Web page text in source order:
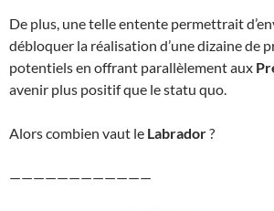
De plus, une telle entente permettrait
débloquer la réalisation d’une dizaine de
potentiels en offrant parallèlement aux
avenir plus positif que le statu quo.
Alors combien vaut le Labrador?
————————————